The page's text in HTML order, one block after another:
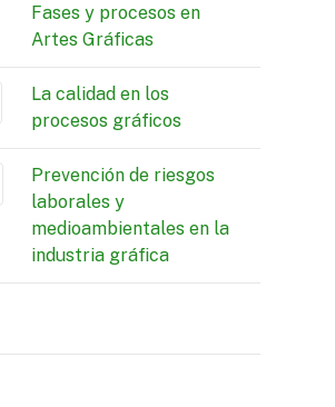
Fases y procesos en
Artes Gráficas
La calidad en los
procesos gráficos
Prevención de riesgos
laborales y
medioambientales en la
industria gráfica